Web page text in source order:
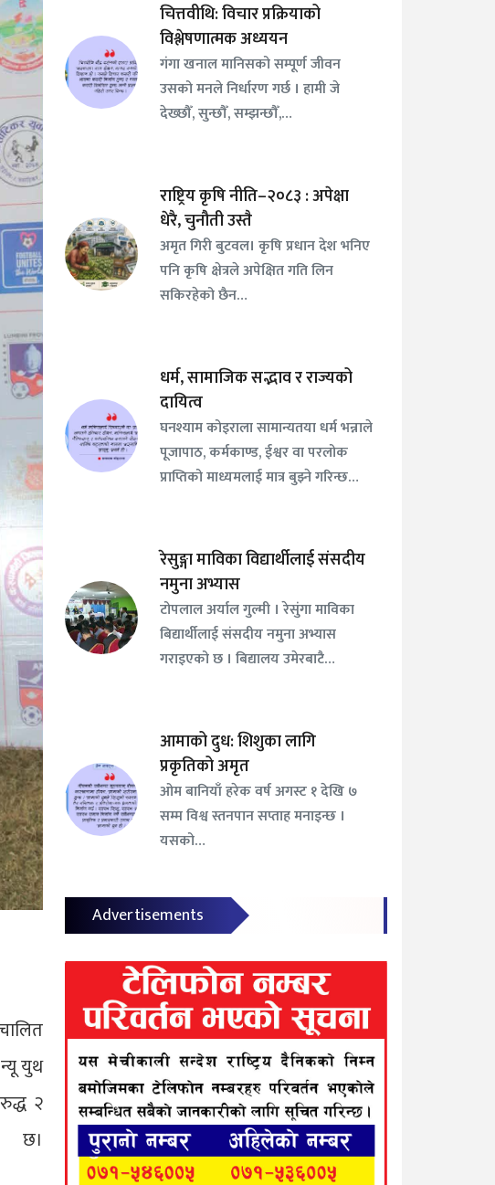
युथ
२
छ।
चित्तवीथि: विचार प्रक्रियाको
विश्लेषणात्मक अध्ययन
गंगा खनाल मानिसको सम्पूर्ण जीवन
उसको मनले निर्धारण गर्छ । हामी जे
देख्छौँ, सुन्छौँ, सम्झन्छौँ,…
राष्ट्रिय कृषि नीति–२०८३ : अपेक्षा
धेरै, चुनौती उस्तै
अमृत गिरी बुटवल। कृषि प्रधान देश भनिए
पनि कृषि क्षेत्रले अपेक्षित गति लिन
सकिरहेको छैन…
धर्म, सामाजिक सद्भाव र राज्यको
दायित्व
घनश्याम कोइराला सामान्यतया धर्म भन्नाले
पूजापाठ, कर्मकाण्ड, ईश्वर वा परलोक
प्राप्तिको माध्यमलाई मात्र बुझ्ने गरिन्छ…
रेसुङ्गा माविका विद्यार्थीलाई संसदीय
नमुना अभ्यास
टोपलाल अर्याल गुल्मी । रेसुंगा माविका
बिद्यार्थीलाई संसदीय नमुना अभ्यास
गराइएको छ । बिद्यालय उमेरबाटै…
आमाको दुध: शिशुका लागि
प्रकृतिको अमृत
ओम बानियाँ हरेक वर्ष अगस्ट १ देखि ७
सम्म विश्व स्तनपान सप्ताह मनाइन्छ ।
यसको…
Advertisements